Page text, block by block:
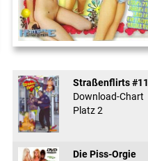
18 And Confused #8 - ...
Straßenflirts #11
Download-Chart
Platz 2
Die Piss-Orgie